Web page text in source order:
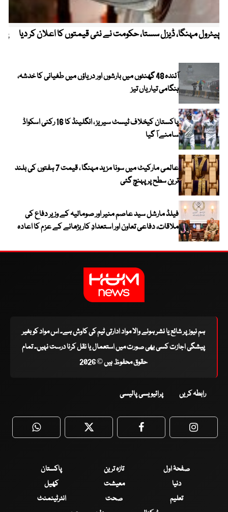
پیٹرول مہنگا، ڈیزل سستا، حکومت نے نئی قیمتوں کا اعلان کر دیا
آئندہ 48 گھنٹوں میں بارشوں اور دریاؤں میں طغیانی کا خدشہ،
ہنگامی تیاریاں تیز
پاکستان کیخلاف ٹیسٹ سیریز ، انگلینڈ کا 16 رکنی اسکواڈ
سامنے آ گیا
عالمی مارکیٹ میں سونا مزید مہنگا ، قیمت 7 ہفتوں کی بلند
ترین سطح پر پہنچ گئی
فیلڈ مارشل سید عاصم منیر اور صومالیہ کے وزیر دفاع کی
ملاقات، دفاعی تعاون اور استعدادِ کار بڑھانے کے عزم کا اعادہ
ہم نیوز پر شائع یا نشر ہونے والا مواد ادارتی ٹیم کی کاوش ہے۔ اس مواد کو بغیر
پیشگی اجازت کسی بھی صورت میں استعمال یا نقل کرنا درست نہیں۔ تمام
حقوق محفوظ ہیں © 2026
رابطہ کریں پرائیویسی پالیسی
WhatsApp Twitter Facebook
صفحۂ اول تازہ ترین
پاکستان
دنیا
معیشت
کھیل
تعلیم
صحت
انٹرٹینمنٹ